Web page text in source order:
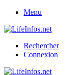
Menu
Rechercher
Connexion